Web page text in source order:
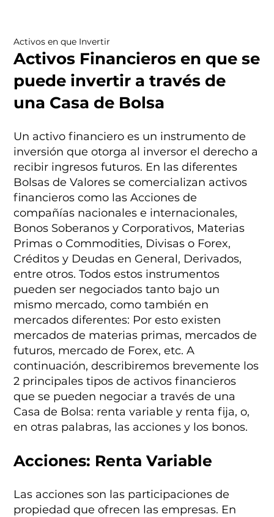
Activos en que Invertir
Activos Financieros en que se
puede invertir a través de
una Casa de Bolsa
Un activo financiero es un instrumento de
inversión que otorga al inversor el derecho a
recibir ingresos futuros. En las diferentes
Bolsas de Valores se comercializan activos
financieros como las Acciones de
compañías nacionales e internacionales,
Bonos Soberanos y Corporativos, Materias
Primas o Commodities, Divisas o Forex,
Créditos y Deudas en General, Derivados,
entre otros. Todos estos instrumentos
pueden ser negociados tanto bajo un
mismo mercado, como también en
mercados diferentes: Por esto existen
mercados de materias primas, mercados de
futuros, mercado de Forex, etc. A
continuación, describiremos brevemente los
2 principales tipos de activos financieros
que se pueden negociar a través de una
Casa de Bolsa: renta variable y renta fija, o,
en otras palabras, las acciones y los bonos.
Acciones: Renta Variable
Las acciones son las participaciones de
propiedad que ofrecen las empresas. En